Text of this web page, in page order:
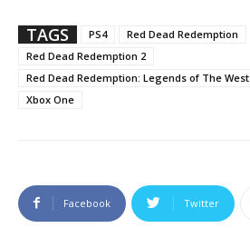
TAGS PS4
Red Dead Redemption
Red Dead Redemption 2
Red Dead Redemption: Legends of The West
Xbox One
Facebook Twitter